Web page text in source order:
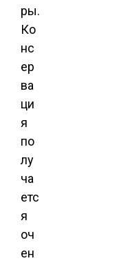
ры.
Ко
нс
ер
ва
ци
я
по
лу
ча
етс
я
оч
ен